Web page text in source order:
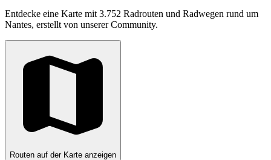
Entdecke eine Karte mit 3.752 Radrouten und Radwegen rund um
Nantes, erstellt von unserer Community.
Routen auf der Karte anzeigen